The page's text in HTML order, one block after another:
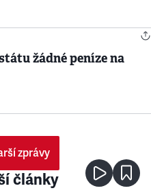
žádné peníze na
zprávy
články